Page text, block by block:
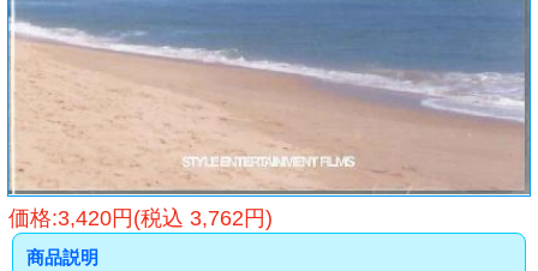
価格:3,420円(税込 3,762円)
商品説明